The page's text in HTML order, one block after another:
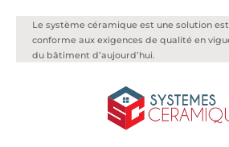
Le système céramique est une solution
conforme aux exigences de qualité en
du bâtiment d’aujourd’hui.